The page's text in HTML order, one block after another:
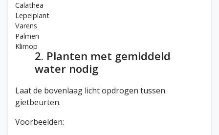
Calathea
Lepelplant
Varens
Palmen
Klimop
2. Planten met gemiddeld
water nodig
Laat de bovenlaag licht opdrogen tussen
gietbeurten.
Voorbeelden: